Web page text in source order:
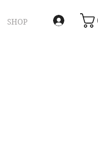
SHOP